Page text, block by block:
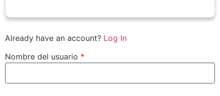
Already have an account? Log In
Nombre del usuario *